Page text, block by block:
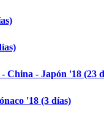
China - Japón '18 (23
'18 (3 días)